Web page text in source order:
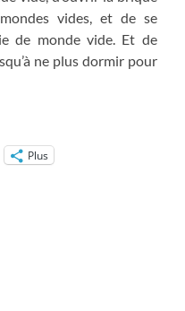
vides, et de se
de monde vide. Et de
ne plus dormir pour
Plus